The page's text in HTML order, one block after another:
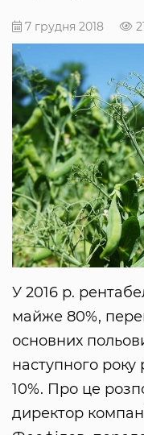
7 грудня 2018
У 2016 р.
майже 80%,
основних
наступного року
10%. Про це
директор